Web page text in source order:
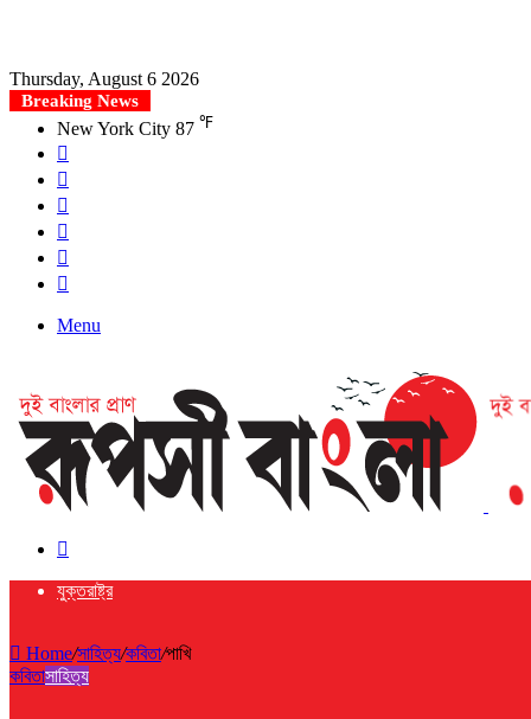
Thursday, August 6 2026
Breaking News
New York City 87 ℉
Menu
যুক্তরাষ্ট্র
Home/সাহিত্য/কবিতা/পাখি
কবিতাসাহিত্য